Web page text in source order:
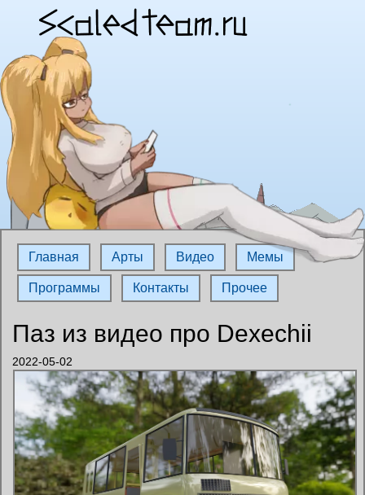
Главная Арты Видео Мемы
Программы Контакты Прочее
Паз из видео про Dexechii
2022-05-02